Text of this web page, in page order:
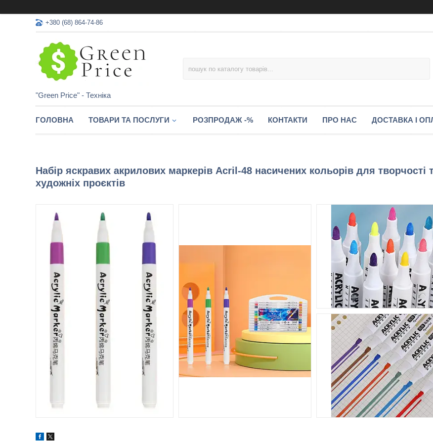
+380 (68) 864-74-86
"Green Price" - Техніка
ГОЛОВНА ТОВАРИ ТА ПОСЛУГИ РОЗПРОДАЖ -% КОНТАКТИ ПРО НАС ДОСТАВКА І
Набір яскравих акрилових маркерів Acril-48 насичених кольорів для творчості
художніх проєктів